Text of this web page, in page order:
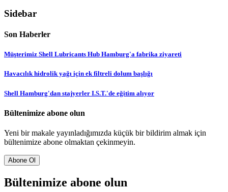
Sidebar
Son Haberler
Müşterimiz Shell Lubricants Hub Hamburg'a fabrika ziyareti
Havacılık hidrolik yağı için ek filtreli dolum başlığı
Shell Hamburg'dan stajyerler I.S.T.'de eğitim alıyor
Bültenimize abone olun
Yeni bir makale yayınladığımızda küçük bir bildirim almak için
bültenimize abone olmaktan çekinmeyin.
Abone Ol
Bültenimize abone olun